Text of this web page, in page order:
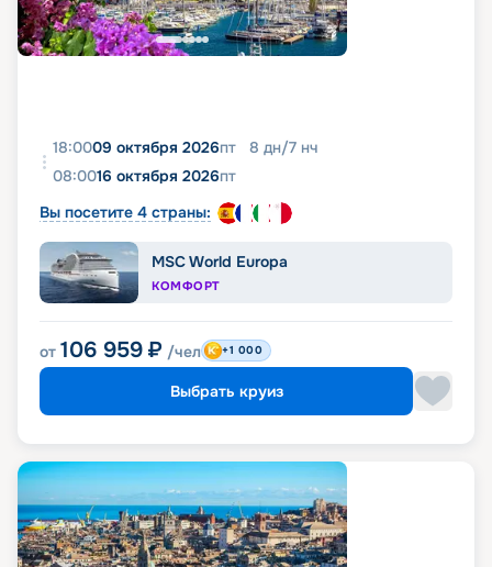
18:0009 октября 2026пт 8 дн/7 нч
08:0016 октября 2026пт
Вы посетите 4 страны:
MSC World Europa
КОМФОРТ
от 106 959 ₽ /чел +1 000
Выбрать круиз